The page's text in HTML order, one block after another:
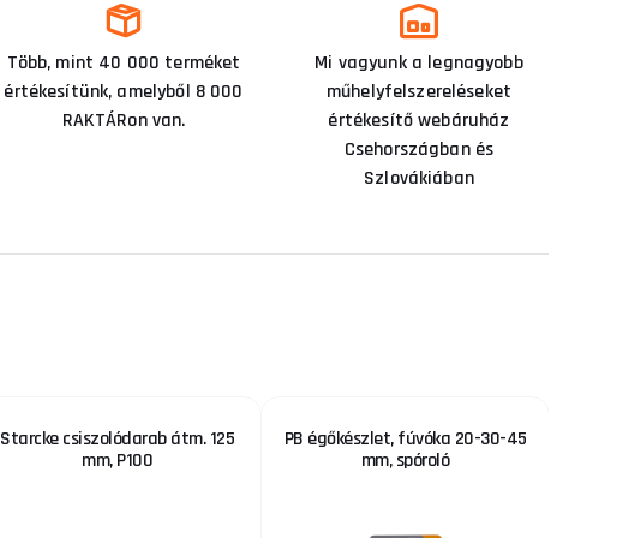
Több, mint 40 000 terméket
értékesítünk, amelyből 8 000
RAKTÁRon van.
Mi vagyunk a legnagyobb
műhelyfelszereléseket
értékesítő webáruház
Csehországban és
Szlovákiában
Starcke csiszolódarab átm. 125
mm, P100
PB égőkészlet, fúvóka 20-30-45
mm, spóroló